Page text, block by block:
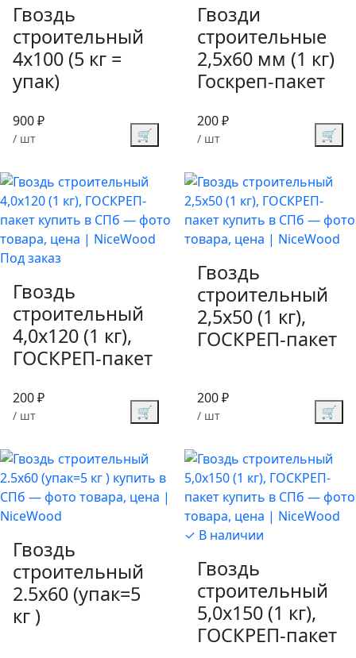
Гвоздь
строительный
4х100 (5 кг =
упак)
900 ₽
/ шт 🛒
Гвозди
строительные
2,5х60 мм (1 кг)
Госкреп-пакет
200 ₽
/ шт 🛒
Под заказ
Гвоздь
строительный
4,0х120 (1 кг),
ГОСКРЕП-пакет
200 ₽
/ шт 🛒
Гвоздь
строительный
2,5х50 (1 кг),
ГОСКРЕП-пакет
200 ₽
/ шт 🛒
Гвоздь
строительный
2.5х60 (упак=5
кг )
✓ В наличии
Гвоздь
строительный
5,0х150 (1 кг),
ГОСКРЕП-пакет